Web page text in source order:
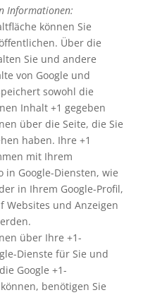
Informationen:
können Sie
Über die
Sie und andere
von Google und
sowohl die
Inhalt +1 gegeben
über die Seite, die Sie
haben. Ihre +1
mit Ihrem
in Google-Diensten, wie
in Ihrem Google-Profil,
Websites und Anzeigen
über Ihre +1-
Dienste für Sie und
Google +1-
benötigen Sie